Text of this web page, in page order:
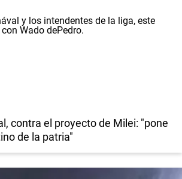
contra el proyecto de Milei: "pone
de la patria"